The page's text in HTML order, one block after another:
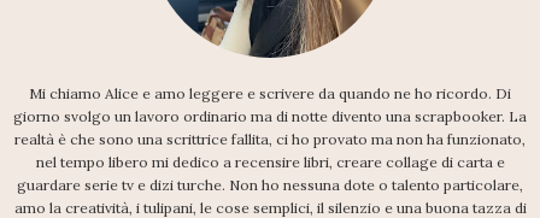
Mi chiamo Alice e amo leggere e scrivere da quando ne ho ricordo. Di
giorno svolgo un lavoro ordinario ma di notte divento una scrapbooker. La
realtà è che sono una scrittrice fallita, ci ho provato ma non ha funzionato,
nel tempo libero mi dedico a recensire libri, creare collage di carta e
guardare serie tv e dizi turche. Non ho nessuna dote o talento particolare,
amo la creatività, i tulipani, le cose semplici, il silenzio e una buona tazza di